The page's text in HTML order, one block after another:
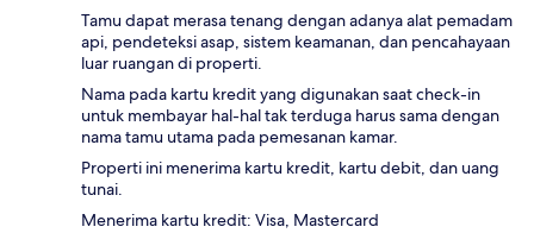
Tamu dapat merasa tenang dengan adanya alat pemadam
api, pendeteksi asap, sistem keamanan, dan pencahayaan
luar ruangan di properti.
Nama pada kartu kredit yang digunakan saat check-in
untuk membayar hal-hal tak terduga harus sama dengan
nama tamu utama pada pemesanan kamar.
Properti ini menerima kartu kredit, kartu debit, dan uang
tunai.
Menerima kartu kredit: Visa, Mastercard